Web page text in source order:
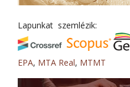
Lapunkat szemlézik:
EPA, MTA Real, MTMT